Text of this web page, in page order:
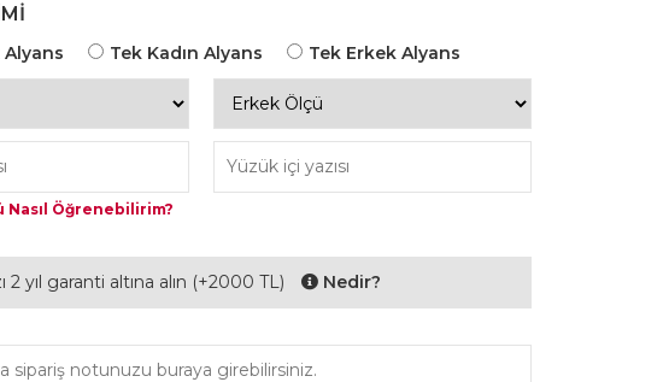
Alyans Tek Kadın Alyans Tek Erkek Alyans
Nasıl Öğrenebilirim?
2 yıl garanti altına alın (+2000 TL) Nedir?